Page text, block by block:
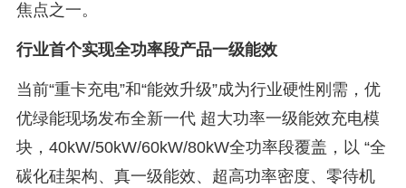
焦点之一。
行业首个实现全功率段产品一级能效
当前“重卡充电”和“能效升级”成为行业硬性刚需，优
优绿能现场发布全新一代 超大功率一级能效充电模
块，40kW/50kW/60kW/80kW全功率段覆盖，以 “全
碳化硅架构、真一级能效、超高功率密度、零待机